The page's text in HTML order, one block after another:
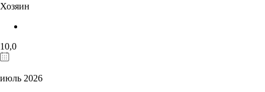
Хозяин
10,0
июль 2026